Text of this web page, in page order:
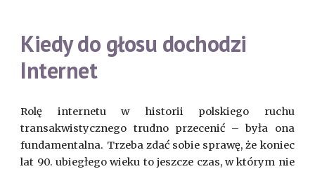
Kiedy do głosu dochodzi
Internet
Rolę internetu w historii polskiego ruchu
transakwistycznego trudno przecenić – była ona
fundamentalna. Trzeba zdać sobie sprawę, że koniec
lat 90. ubiegłego wieku to jeszcze czas, w którym nie